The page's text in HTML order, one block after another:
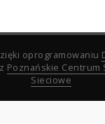
oprogramowaniu
Poznańskie
Sieciowe